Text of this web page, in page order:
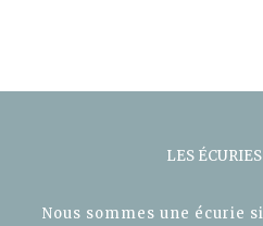
LES
Nous sommes une écurie